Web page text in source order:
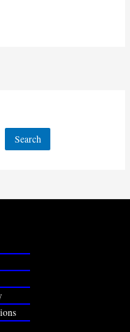
Search